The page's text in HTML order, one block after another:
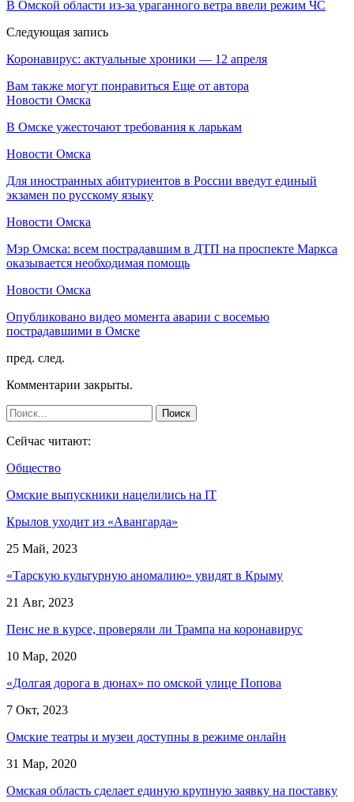
В Омской области из-за ураганного ветра ввели режим ЧС
Следующая запись
Коронавирус: актуальные хроники — 12 апреля
Вам также могут понравиться Еще от автора
Новости Омска
В Омске ужесточают требования к ларькам
Новости Омска
Для иностранных абитуриентов в России введут единый
экзамен по русскому языку
Новости Омска
Мэр Омска: всем пострадавшим в ДТП на проспекте Маркса
оказывается необходимая помощь
Новости Омска
Опубликовано видео момента аварии с восемью
пострадавшими в Омске
пред. след.
Комментарии закрыты.
Сейчас читают:
Общество
Омские выпускники нацелились на IT
Крылов уходит из «Авангарда»
25 Май, 2023
«Тарскую культурную аномалию» увидят в Крыму
21 Авг, 2023
Пенс не в курсе, проверяли ли Трампа на коронавирус
10 Мар, 2020
«Долгая дорога в дюнах» по омской улице Попова
7 Окт, 2023
Омские театры и музеи доступны в режиме онлайн
31 Мар, 2020
Омская область сделает единую крупную заявку на поставку